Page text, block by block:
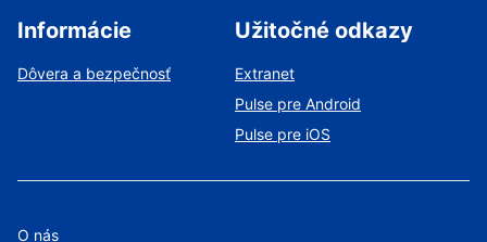
Informácie
Dôvera a bezpečnosť
Užitočné odkazy
Extranet
Pulse pre Android
Pulse pre iOS
O nás